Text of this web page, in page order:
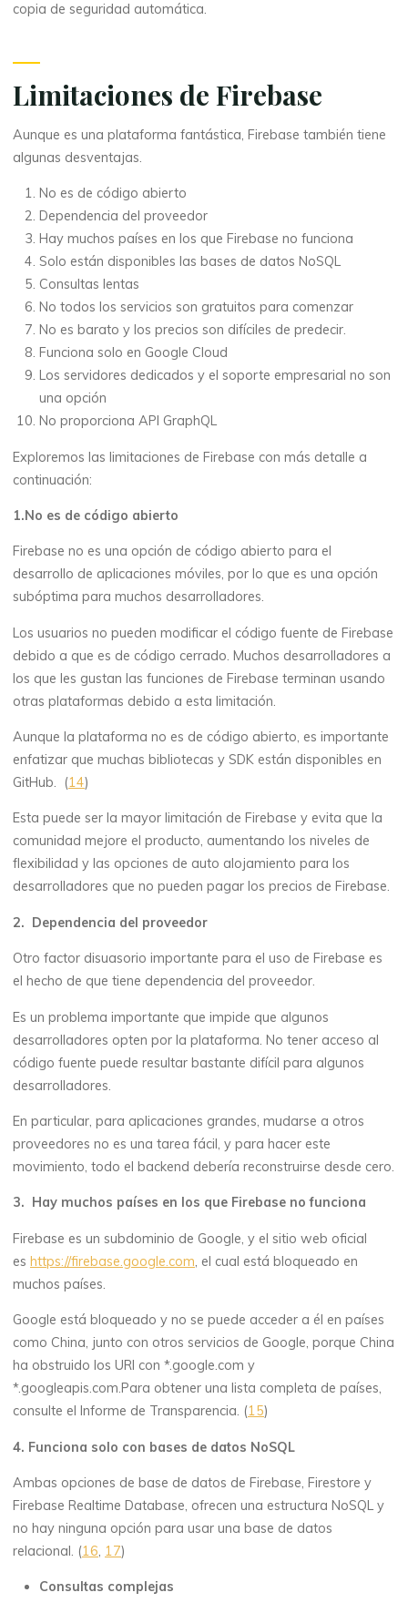
copia de seguridad automática.
Limitaciones de Firebase
Aunque es una plataforma fantástica, Firebase también tiene
algunas desventajas.
No es de código abierto
Dependencia del proveedor
Hay muchos países en los que Firebase no funciona
Solo están disponibles las bases de datos NoSQL
Consultas lentas
No todos los servicios son gratuitos para comenzar
No es barato y los precios son difíciles de predecir.
Funciona solo en Google Cloud
Los servidores dedicados y el soporte empresarial no son
una opción
No proporciona API GraphQL
Exploremos las limitaciones de Firebase con más detalle a
continuación:
1.No es de código abierto
Firebase no es una opción de código abierto para el
desarrollo de aplicaciones móviles, por lo que es una opción
subóptima para muchos desarrolladores.
Los usuarios no pueden modificar el código fuente de Firebase
debido a que es de código cerrado. Muchos desarrolladores a
los que les gustan las funciones de Firebase terminan usando
otras plataformas debido a esta limitación.
Aunque la plataforma no es de código abierto, es importante
enfatizar que muchas bibliotecas y SDK están disponibles en
GitHub. (14)
Esta puede ser la mayor limitación de Firebase y evita que la
comunidad mejore el producto, aumentando los niveles de
flexibilidad y las opciones de auto alojamiento para los
desarrolladores que no pueden pagar los precios de Firebase.
2. Dependencia del proveedor
Otro factor disuasorio importante para el uso de Firebase es
el hecho de que tiene dependencia del proveedor.
Es un problema importante que impide que algunos
desarrolladores opten por la plataforma. No tener acceso al
código fuente puede resultar bastante difícil para algunos
desarrolladores.
En particular, para aplicaciones grandes, mudarse a otros
proveedores no es una tarea fácil, y para hacer este
movimiento, todo el backend debería reconstruirse desde cero.
3. Hay muchos países en los que Firebase no funciona
Firebase es un subdominio de Google, y el sitio web oficial
eshttps://firebase.google.com, el cual está bloqueado en
muchos países.
Google está bloqueado y no se puede acceder a él en países
como China, junto con otros servicios de Google, porque China
ha obstruido los URI con *.google.com y
*.googleapis.com.Para obtener una lista completa de países,
consulte el Informe de Transparencia. (15)
4. Funciona solo con bases de datos NoSQL
Ambas opciones de base de datos de Firebase, Firestore y
Firebase Realtime Database, ofrecen una estructura NoSQL y
no hay ninguna opción para usar una base de datos
relacional. (16, 17)
Consultas complejas